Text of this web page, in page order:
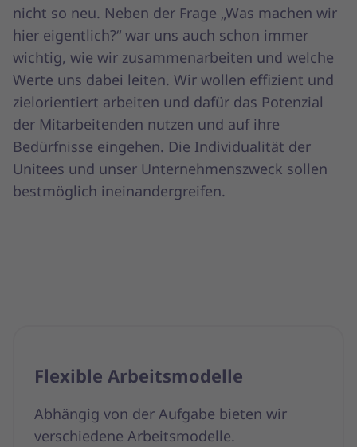
nicht so neu. Neben der Frage „Was machen wir
hier eigentlich?“ war uns auch schon immer
wichtig, wie wir zusammenarbeiten und welche
Werte uns dabei leiten. Wir wollen effizient und
zielorientiert arbeiten und dafür das Potenzial
der Mitarbeitenden nutzen und auf ihre
Bedürfnisse eingehen. Die Individualität der
Unitees und unser Unternehmenszweck sollen
bestmöglich ineinandergreifen.
Flexible Arbeitsmodelle
Abhängig von der Aufgabe bieten wir
verschiedene Arbeitsmodelle.